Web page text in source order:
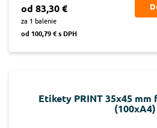
od 83,30 €
za 1 balenie
od 100,79 € s DPH
Etikety PRINT 35x45 mm
(100xA4)